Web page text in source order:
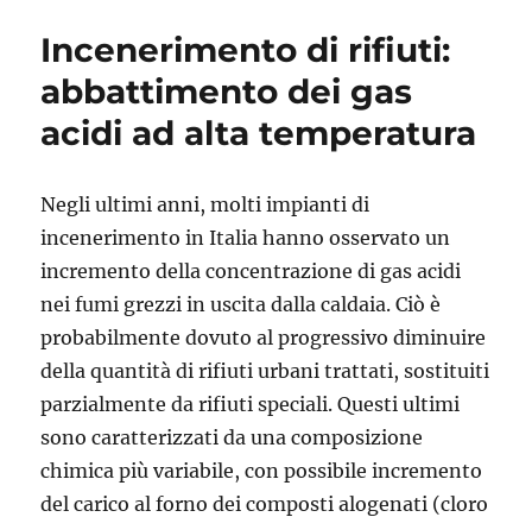
e
Cycle
Thinking”
–
le
Incenerimento di rifiuti:
abbattimento dei gas
acidi ad alta temperatura
Negli ultimi anni, molti impianti di
incenerimento in Italia hanno osservato un
incremento della concentrazione di gas acidi
nei fumi grezzi in uscita dalla caldaia. Ciò è
probabilmente dovuto al progressivo diminuire
della quantità di rifiuti urbani trattati, sostituiti
parzialmente da rifiuti speciali. Questi ultimi
sono caratterizzati da una composizione
chimica più variabile, con possibile incremento
del carico al forno dei composti alogenati (cloro